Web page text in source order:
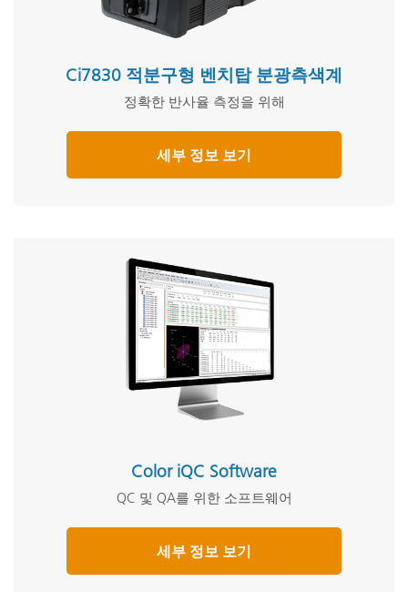
Ci7830 적분구형 벤치탑 분광측색계
정확한 반사율 측정을 위해
세부 정보 보기
Color iQC Software
QC 및 QA를 위한 소프트웨어
세부 정보 보기